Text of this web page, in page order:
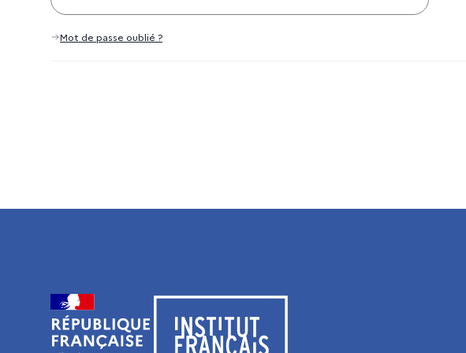
Mot de passe oublié ?
Visiter le site de l’Institut français